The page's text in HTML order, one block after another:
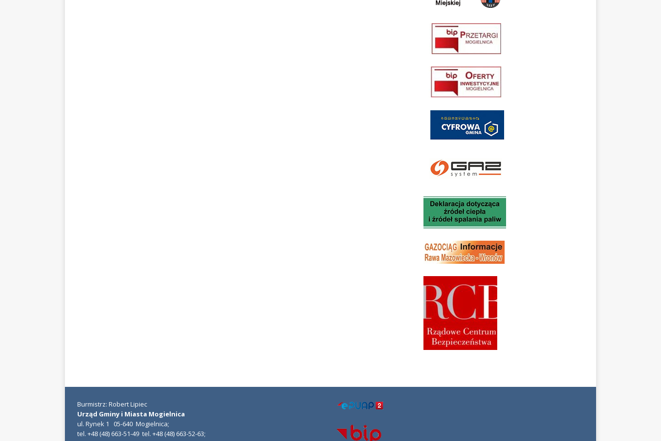
Burmistrz: Robert Lipiec
Urząd Gminy i Miasta Mogielnica
ul. Rynek 1 05-640 Mogielnica;
tel. +48 (48) 663-51-49 tel. +48 (48) 663-52-63;